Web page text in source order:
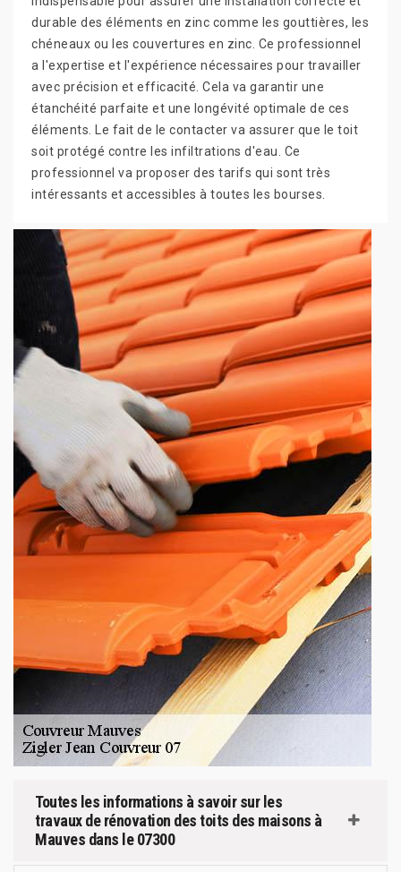
durable des éléments en zinc comme les gouttières, les
chéneaux ou les couvertures en zinc. Ce professionnel
a l'expertise et l'expérience nécessaires pour travailler
avec précision et efficacité. Cela va garantir une
étanchéité parfaite et une longévité optimale de ces
éléments. Le fait de le contacter va assurer que le toit
soit protégé contre les infiltrations d'eau. Ce
professionnel va proposer des tarifs qui sont très
intéressants et accessibles à toutes les bourses.
Toutes les informations à savoir sur les
travaux de rénovation des toits des maisons à
Mauves dans le 07300